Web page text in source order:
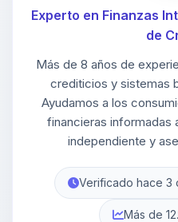
Experto en Finanzas
de
Más de 8 años de
crediticios y sistemas
Ayudamos a los
financieras informadas
independiente y
Verificado hace 3
Más de